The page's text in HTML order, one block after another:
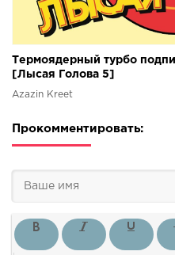
Термоядерный турбо
[Лысая Голова 5]
Azazin Kreet
Прокомментировать: